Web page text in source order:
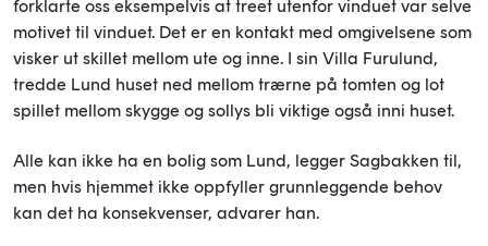
forklarte oss eksempelvis at treet utenfor vinduet var selve
motivet til vinduet. Det er en kontakt med omgivelsene som
visker ut skillet mellom ute og inne. I sin Villa Furulund,
tredde Lund huset ned mellom trærne på tomten og lot
spillet mellom skygge og sollys bli viktige også inni huset.
Alle kan ikke ha en bolig som Lund, legger Sagbakken til,
men hvis hjemmet ikke oppfyller grunnleggende behov
kan det ha konsekvenser, advarer han.